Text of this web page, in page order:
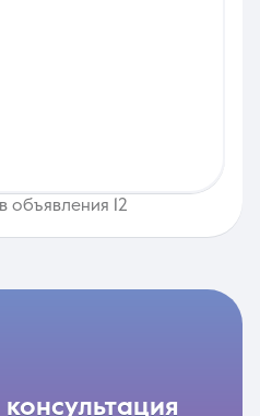
объявления 12